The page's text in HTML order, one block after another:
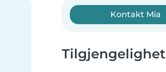
Kontakt Mia
Tilgjengelighet